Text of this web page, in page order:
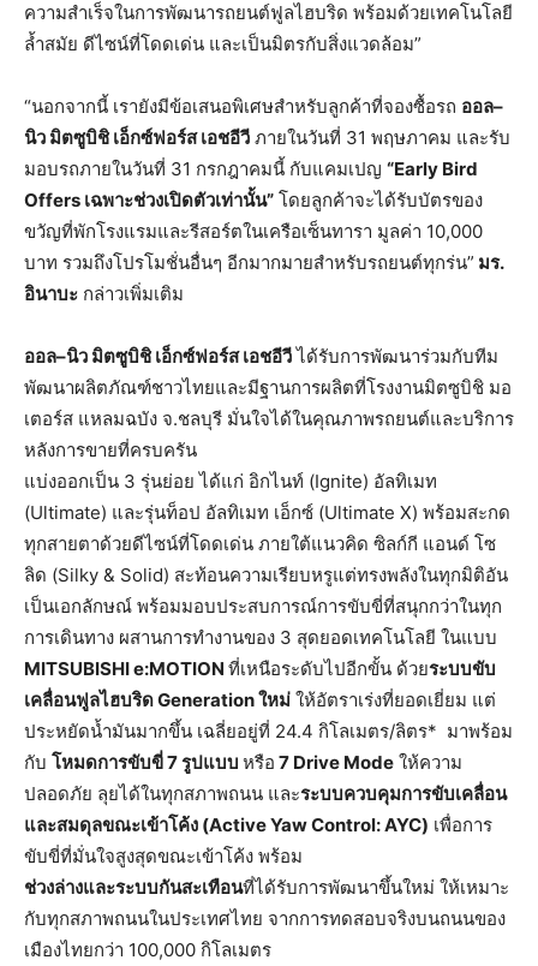
ความสำเร็จในการพัฒนารถยนต์ฟูลไฮบริด พร้อมด้วยเทคโนโลยี
ล้ำสมัย ดีไซน์ที่โดดเด่น และเป็นมิตรกับสิ่งแวดล้อม”
“นอกจากนี้ เรายังมีข้อเสนอพิเศษสำหรับลูกค้าที่จองซื้อรถ ออล–
นิว มิตซูบิชิ เอ็กซ์ฟอร์ส เอชอีวี ภายในวันที่ 31 พฤษภาคม และรับ
มอบรถภายในวันที่ 31 กรกฎาคมนี้ กับแคมเปญ “Early Bird
Offers เฉพาะช่วงเปิดตัวเท่านั้น” โดยลูกค้าจะได้รับบัตรของ
ขวัญที่พักโรงแรมและรีสอร์ตในเครือเซ็นทารา มูลค่า 10,000
บาท รวมถึงโปรโมชั่นอื่นๆ อีกมากมายสำหรับรถยนต์ทุกร่น” มร.
อินาบะ กล่าวเพิ่มเติม
ออล–นิว มิตซูบิชิ เอ็กซ์ฟอร์ส เอชอีวีได้รับการพัฒนาร่วมกับทีม
พัฒนาผลิตภัณฑ์ชาวไทยและมีฐานการผลิตที่โรงงานมิตซูบิชิ มอ
เตอร์ส แหลมฉบัง จ.ชลบุรี มั่นใจได้ในคุณภาพรถยนต์และบริการ
หลังการขายที่ครบครัน
แบ่งออกเป็น 3 รุ่นย่อย ได้แก่ อิกไนท์ (Ignite) อัลทิเมท
(Ultimate) และรุ่นท็อป อัลทิเมท เอ็กซ์ (Ultimate X) พร้อมสะกด
ทุกสายตาด้วยดีไซน์ที่โดดเด่น ภายใต้แนวคิด ซิลก์กี แอนด์ โซ
ลิด (Silky & Solid) สะท้อนความเรียบหรูแต่ทรงพลังในทุกมิติอัน
เป็นเอกลักษณ์ พร้อมมอบประสบการณ์การขับขี่ที่สนุกกว่าในทุก
การเดินทาง ผสานการทำงานของ 3 สุดยอดเทคโนโลยี ในแบบ
MITSUBISHI e:MOTION ที่เหนือระดับไปอีกขั้น ด้วยระบบขับ
เคลื่อนฟูลไฮบริดGenerationใหม่ ให้อัตราเร่งที่ยอดเยี่ยม แต่
ประหยัดน้ำมันมากขึ้น เฉลี่ยอยู่ที่ 24.4 กิโลเมตร/ลิตร* มาพร้อม
กับ โหมดการขับขี่7รูปแบบ หรือ 7 Drive Mode ให้ความ
ปลอดภัย ลุยได้ในทุกสภาพถนน และระบบควบคุมการขับเคลื่อน
และสมดุลขณะเข้าโค้ง (Active Yaw Control: AYC) เพื่อการ
ขับขี่ที่มั่นใจสูงสุดขณะเข้าโค้ง พร้อม
ช่วงล่างและระบบกันสะเทือนที่ได้รับการพัฒนาขึ้นใหม่ ให้เหมาะ
กับทุกสภาพถนนในประเทศไทย จากการทดสอบจริงบนถนนของ
เมืองไทยกว่า 100,000 กิโลเมตร